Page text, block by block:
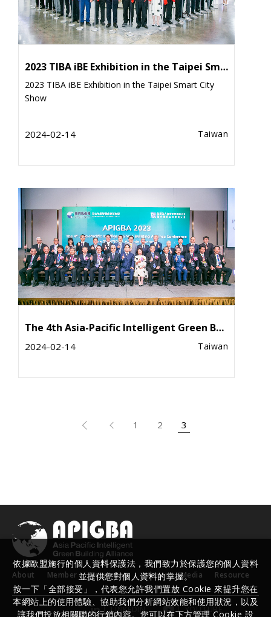
2023 TIBA iBE Exhibition in the Taipei Smart City Show
2023 TIBA iBE Exhibition in the Taipei Smart City
Show
2024-02-14 Taiwan
The 4th Asia-Pacific Intelligent Green Building Alliance Conference and the 3rd APIGBA Awards Ceremony
2024-02-14 Taiwan
1 2 3
About Member Newsroom Winner Media Resource
LINKEDIN YOUTUBE
Submit
依據歐盟施行的個人資料保護法，我們致力於保護您的個人資料
並提供您對個人資料的掌握。
按一下「全部接受」，代表您允許我們置放 Cookie 來提升您在
本網站上的使用體驗、協助我們分析網站效能和使用狀況，以及
讓我們投放相關聯的行銷內容。您可以在下方管理 Cookie 設